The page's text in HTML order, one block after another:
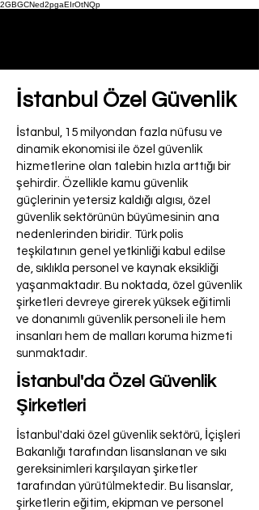
2GBGCNed2pgaEIrOtNQp
İstanbul Özel Güvenlik
İstanbul, 15 milyondan fazla nüfusu ve
dinamik ekonomisi ile özel güvenlik
hizmetlerine olan talebin hızla arttığı bir
şehirdir. Özellikle kamu güvenlik
güçlerinin yetersiz kaldığı algısı, özel
güvenlik sektörünün büyümesinin ana
nedenlerinden biridir. Türk polis
teşkilatının genel yetkinliği kabul edilse
de, sıklıkla personel ve kaynak eksikliği
yaşanmaktadır. Bu noktada, özel güvenlik
şirketleri devreye girerek yüksek eğitimli
ve donanımlı güvenlik personeli ile hem
insanları hem de malları koruma hizmeti
sunmaktadır.
İstanbul'da Özel Güvenlik
Şirketleri
İstanbul'daki özel güvenlik sektörü, İçişleri
Bakanlığı tarafından lisanslanan ve sıkı
gereksinimleri karşılayan şirketler
tarafından yürütülmektedir. Bu lisanslar,
şirketlerin eğitim, ekipman ve personel